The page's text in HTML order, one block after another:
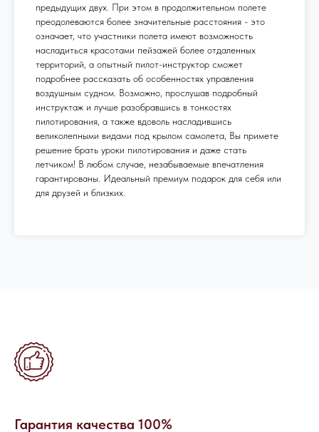
предыдущих двух. При этом в продолжительном полете
преодолеваются более значительные расстояния - это
означает, что участники полета имеют возможность
насладиться красотами пейзажей более отдаленных
территорий, а опытный пилот-инструктор сможет
подробнее рассказать об особенностях управления
воздушным судном. Возможно, прослушав подробный
инструктаж и лучше разобравшись в тонкостях
пилотирования, а также вдоволь насладившись
великолепными видами под крылом самолета, Вы примете
решение брать уроки пилотирования и даже стать
летчиком! В любом случае, незабываемые впечатления
гарантированы. Идеальный премиум подарок для себя или
для друзей и близких.
Гарантия качества 100%